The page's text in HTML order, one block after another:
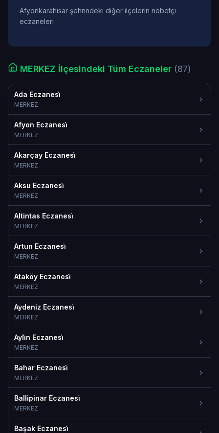
Afyonkarahisar şehrindeki diğer ilçelerin nöbetçi
eczaneleri
MERKEZ İlçesindeki Tüm Eczaneler (87)
Ada Eczanesi̇
MERKEZ
Afyon Eczanesi̇
MERKEZ
Akarçay Eczanesi̇
MERKEZ
Aksu Eczanesi̇
MERKEZ
Altintas Eczanesi̇
MERKEZ
Artun Eczanesi̇
MERKEZ
Ataköy Eczanesi̇
MERKEZ
Aydeniz Eczanesi̇
MERKEZ
Ayli̇n Eczanesi̇
MERKEZ
Bahar Eczanesi̇
MERKEZ
Ballipinar Eczanesi̇
MERKEZ
Başak Eczanesi̇